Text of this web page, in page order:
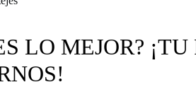
LO MEJOR? ¡TU